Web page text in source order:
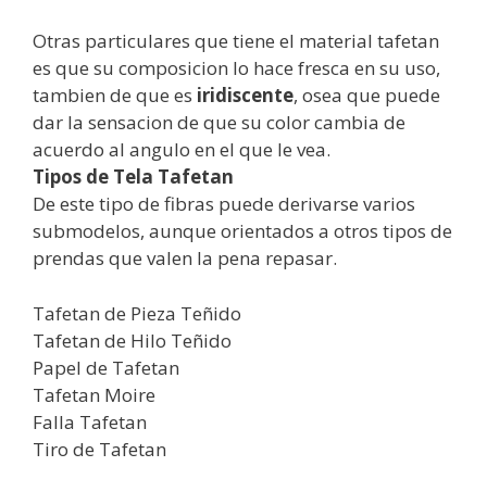
Otras particulares que tiene el material tafetan
es que su composicion lo hace fresca en su uso,
tambien de que es iridiscente, osea que puede
dar la sensacion de que su color cambia de
acuerdo al angulo en el que le vea.
Tipos de Tela Tafetan
De este tipo de fibras puede derivarse varios
submodelos, aunque orientados a otros tipos de
prendas que valen la pena repasar.
Tafetan de Pieza Teñido
Tafetan de Hilo Teñido
Papel de Tafetan
Tafetan Moire
Falla Tafetan
Tiro de Tafetan